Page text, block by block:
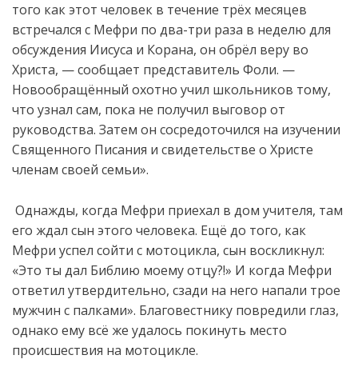
того как этот человек в течение трёх месяцев
встречался с Мефри по два-три раза в неделю для
обсуждения Иисуса и Корана, он обрёл веру во
Христа, — сообщает представитель Фоли. —
Новообращённый охотно учил школьников тому,
что узнал сам, пока не получил выговор от
руководства. Затем он сосредоточился на изучении
Священного Писания и свидетельстве о Христе
членам своей семьи».
Однажды, когда Мефри приехал в дом учителя, там
его ждал сын этого человека. Ещё до того, как
Мефри успел сойти с мотоцикла, сын воскликнул:
«Это ты дал Библию моему отцу?!» И когда Мефри
ответил утвердительно, сзади на него напали трое
мужчин с палками». Благовестнику повредили глаз,
однако ему всё же удалось покинуть место
происшествия на мотоцикле.